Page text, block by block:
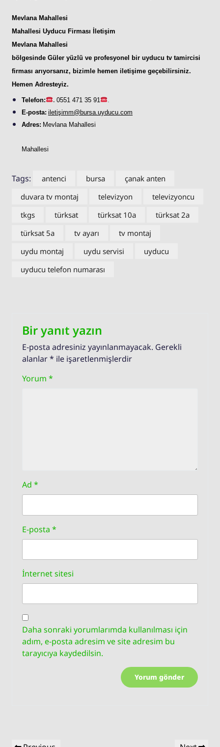
Mevlana Mahallesi
Mahallesi Uyducu Firması İletişim
Mevlana Mahallesi
bölgesinde Güler yüzlü ve profesyonel bir uyducu tv tamircisi
firması arıyorsanız, bizimle hemen iletişime geçebilirsiniz.
Hemen Adresteyiz.
Telefon: . 0551 471 35 91
E-posta: iletişimm@bursa. uyducu .com
Adres: Mevlana Mahallesi
Mahallesi
Tags: antenci bursa
çanak anten
duvara tv montaj
televizyon
televizyoncu
tkgs
türksat türksat 10a
türksat 2a
türksat 5a
tv ayarı
tv montaj
uydu montaj
uydu servisi
uyducu
uyducu telefon numarası
Bir yanıt yazın
E-posta adresiniz yayınlanmayacak. Gerekli
alanlar* ile işaretlenmişlerdir
Yorum *
Ad *
E-posta *
İnternet sitesi
Daha sonraki yorumlarımda kullanılması için
adım, e-posta adresim ve site adresim bu
tarayıcıya kaydedilsin.
Yazı